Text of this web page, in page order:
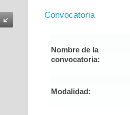
Convocatoria
Nombre de la
convocatoria:
Modalidad: